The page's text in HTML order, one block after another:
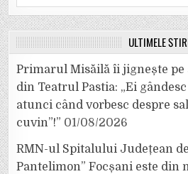
for:
ULTIMELE
Primarul Misăilă îi jignește
din Teatrul Pastia: „Ei
atunci când vorbesc despre
cuvin”!” 01/08/2026
RMN-ul Spitalului Județean
Pantelimon” Focșani este din